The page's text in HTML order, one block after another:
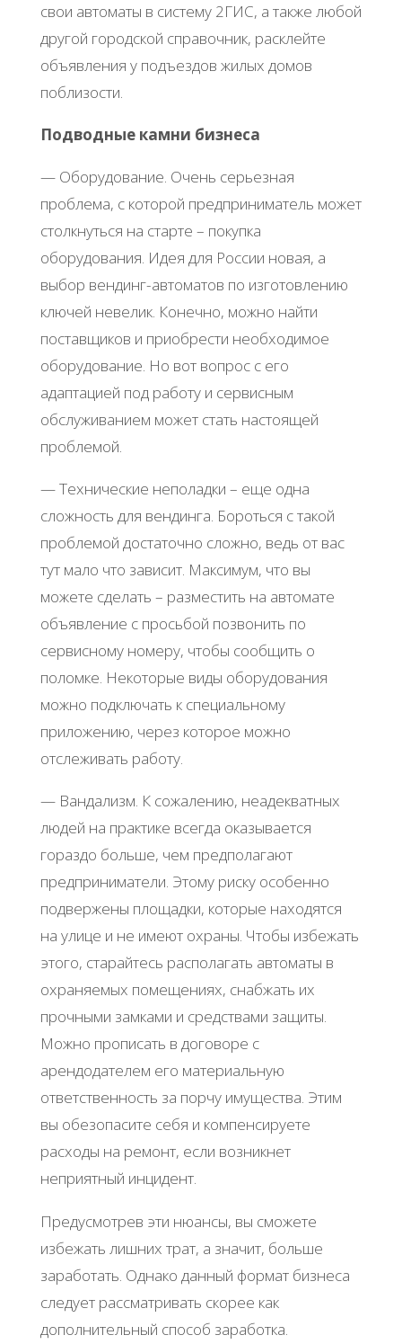
свои автоматы в систему 2ГИС, а также любой
другой городской справочник, расклейте
объявления у подъездов жилых домов
поблизости.
Подводные камни бизнеса
— Оборудование. Очень серьезная
проблема, с которой предприниматель может
столкнуться на старте – покупка
оборудования. Идея для России новая, а
выбор вендинг-автоматов по изготовлению
ключей невелик. Конечно, можно найти
поставщиков и приобрести необходимое
оборудование. Но вот вопрос с его
адаптацией под работу и сервисным
обслуживанием может стать настоящей
проблемой.
— Технические неполадки – еще одна
сложность для вендинга. Бороться с такой
проблемой достаточно сложно, ведь от вас
тут мало что зависит. Максимум, что вы
можете сделать – разместить на автомате
объявление с просьбой позвонить по
сервисному номеру, чтобы сообщить о
поломке. Некоторые виды оборудования
можно подключать к специальному
приложению, через которое можно
отслеживать работу.
— Вандализм. К сожалению, неадекватных
людей на практике всегда оказывается
гораздо больше, чем предполагают
предприниматели. Этому риску особенно
подвержены площадки, которые находятся
на улице и не имеют охраны. Чтобы избежать
этого, старайтесь располагать автоматы в
охраняемых помещениях, снабжать их
прочными замками и средствами защиты.
Можно прописать в договоре с
арендодателем его материальную
ответственность за порчу имущества. Этим
вы обезопасите себя и компенсируете
расходы на ремонт, если возникнет
неприятный инцидент.
Предусмотрев эти нюансы, вы сможете
избежать лишних трат, а значит, больше
заработать. Однако данный формат бизнеса
следует рассматривать скорее как
дополнительный способ заработка.